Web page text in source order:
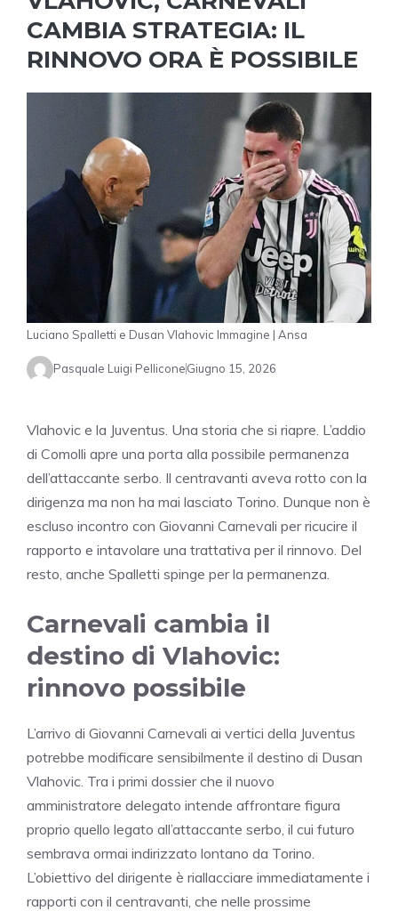
CAMBIA STRATEGIA: IL
RINNOVO ORA È POSSIBILE
Luciano Spalletti e Dusan Vlahovic Immagine | Ansa
Pasquale Luigi PelliconeGiugno 15, 2026
Vlahovic e la Juventus. Una storia che si riapre. L’addio
di Comolli apre una porta alla possibile permanenza
dell’attaccante serbo. Il centravanti aveva rotto con la
dirigenza ma non ha mai lasciato Torino. Dunque non è
escluso incontro con Giovanni Carnevali per ricucire il
rapporto e intavolare una trattativa per il rinnovo. Del
resto, anche Spalletti spinge per la permanenza.
Carnevali cambia il
destino di Vlahovic:
rinnovo possibile
L’arrivo di Giovanni Carnevali ai vertici della Juventus
potrebbe modificare sensibilmente il destino di Dusan
Vlahovic. Tra i primi dossier che il nuovo
amministratore delegato intende affrontare figura
proprio quello legato all’attaccante serbo, il cui futuro
sembrava ormai indirizzato lontano da Torino.
L’obiettivo del dirigente è riallacciare immediatamente i
rapporti con il centravanti, che nelle prossime